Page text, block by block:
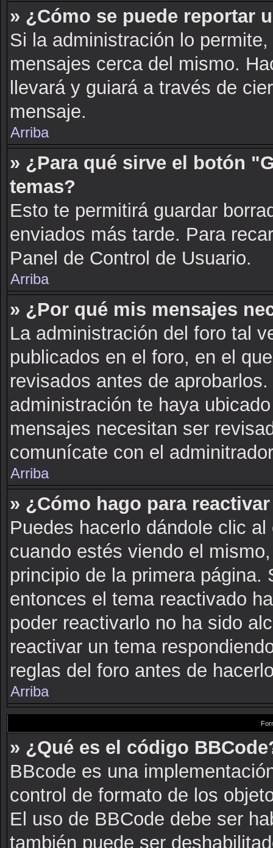
» ¿Cómo se puede reportar
Si la administración lo
mensajes cerca del mismo.
llevará y guiará a través de
mensaje.
Arriba
» ¿Para qué sirve el botón
temas?
Esto te permitirá guardar
enviados más tarde. Para
Panel de Control de Usuario.
Arriba
» ¿Por qué mis mensajes
La administración del foro tal
publicados en el foro, en el
revisados antes de
administración te haya
mensajes necesitan ser
comunícate con el
Arriba
» ¿Cómo hago para
Puedes hacerlo dándole clic
cuando estés viendo el
principio de la primera
entonces el tema reactivado
poder reactivarlo no ha sido
reactivar un tema
reglas del foro antes de
Arriba
» ¿Qué es el código
BBcode es una
control de formato de los
El uso de BBCode debe ser
también puede ser